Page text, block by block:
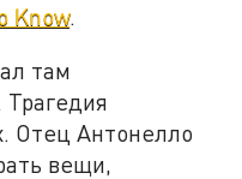
Know.
там
Отец Антонелло
вещи,